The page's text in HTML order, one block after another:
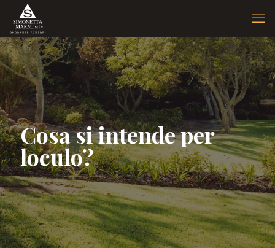
Cosa si intende per
loculo?